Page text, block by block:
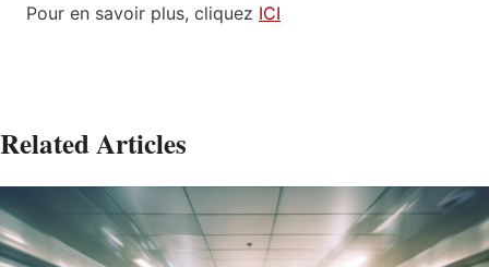
Pour en savoir plus, cliquez ICI
Related Articles